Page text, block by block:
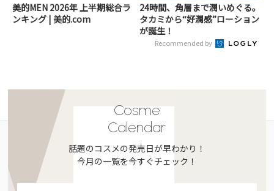
美的MEN 2026年 上半期総合ラ
ンキング | 美的.com
24時間、角層まで潤いめぐる。
タカミから“好潤感”ローション
が誕生！
Recommended by
Cosme
Calendar
話題のコスメの発売日が早わかり！
今月の一覧を今すぐチェック！